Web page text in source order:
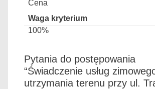
Cena
100%
Pytania do postępowania
“Świadczenie usług
utrzymania terenu przy ul.